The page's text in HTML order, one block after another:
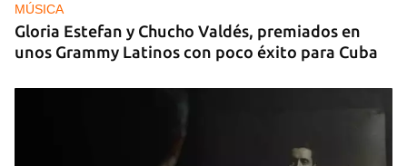
MÚSICA
Gloria Estefan y Chucho Valdés, premiados en
unos Grammy Latinos con poco éxito para Cuba